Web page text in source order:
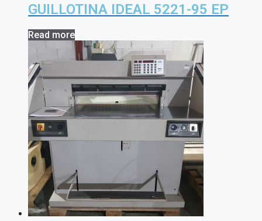
GUILLOTINA IDEAL 5221-95 EP
Read more